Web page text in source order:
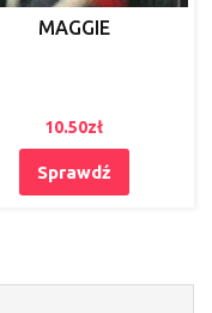
MAGGIE
10.50zł
Sprawdź